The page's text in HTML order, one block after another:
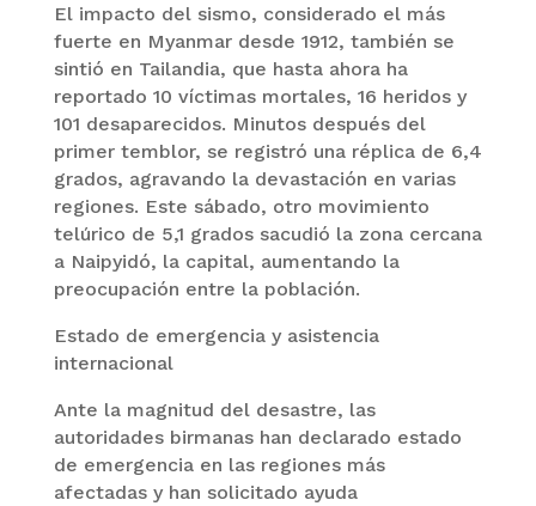
El impacto del sismo, considerado el más
fuerte en Myanmar desde 1912, también se
sintió en Tailandia, que hasta ahora ha
reportado 10 víctimas mortales, 16 heridos y
101 desaparecidos. Minutos después del
primer temblor, se registró una réplica de 6,4
grados, agravando la devastación en varias
regiones. Este sábado, otro movimiento
telúrico de 5,1 grados sacudió la zona cercana
a Naipyidó, la capital, aumentando la
preocupación entre la población.
Estado de emergencia y asistencia
internacional
Ante la magnitud del desastre, las
autoridades birmanas han declarado estado
de emergencia en las regiones más
afectadas y han solicitado ayuda